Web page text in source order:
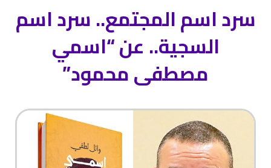
سرد اسم المجتمع.. سرد اسم
السجية.. عن “اسمي
مصطفى محمود”